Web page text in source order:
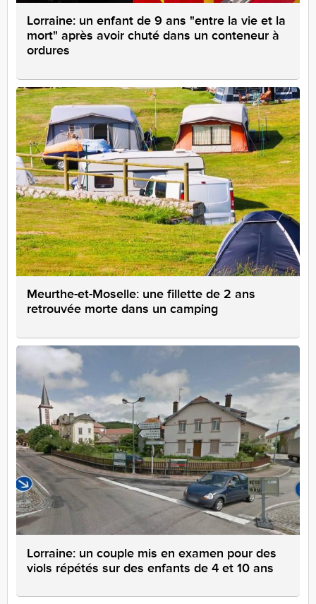
Lorraine: un enfant de 9 ans "entre la vie et la
mort" après avoir chuté dans un conteneur à
ordures
Meurthe-et-Moselle: une fillette de 2 ans
retrouvée morte dans un camping
Lorraine: un couple mis en examen pour des
viols répétés sur des enfants de 4 et 10 ans